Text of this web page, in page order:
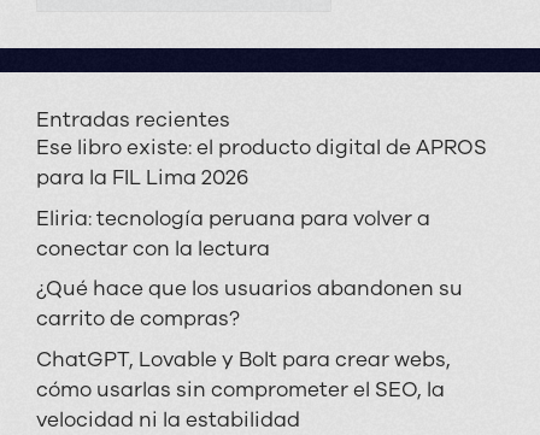
Entradas recientes
Ese libro existe: el producto digital de APROS
para la FIL Lima 2026
Eliria: tecnología peruana para volver a
conectar con la lectura
¿Qué hace que los usuarios abandonen su
carrito de compras?
ChatGPT, Lovable y Bolt para crear webs,
cómo usarlas sin comprometer el SEO, la
velocidad ni la estabilidad